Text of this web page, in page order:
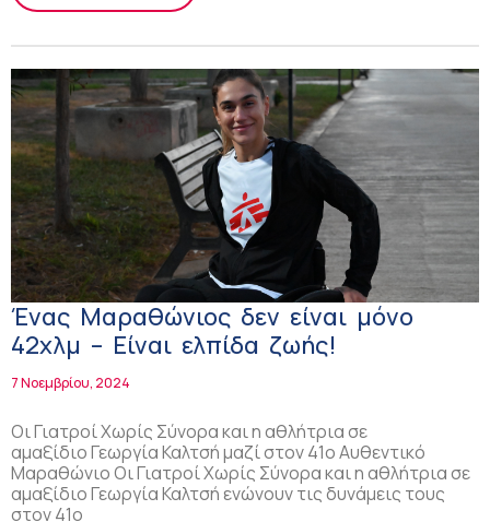
Ένας Μαραθώνιος δεν είναι μόνο
42χλμ – Είναι ελπίδα ζωής!
7 Νοεμβρίου, 2024
Οι Γιατροί Χωρίς Σύνορα και η αθλήτρια σε
αμαξίδιο Γεωργία Καλτσή μαζί στον 41ο Αυθεντικό
Μαραθώνιο Οι Γιατροί Χωρίς Σύνορα και η αθλήτρια σε
αμαξίδιο Γεωργία Καλτσή ενώνουν τις δυνάμεις τους
στον 41ο